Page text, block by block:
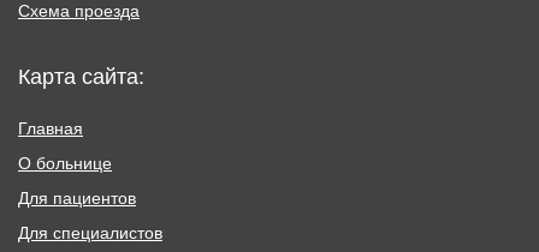
Схема проезда
Карта сайта:
Главная
О больнице
Для пациентов
Для специалистов